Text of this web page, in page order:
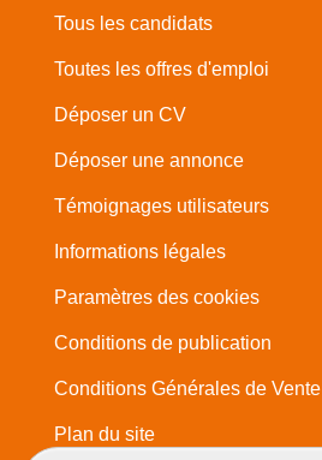
Tous les candidats
Toutes les offres d'emploi
Déposer un CV
Déposer une annonce
Témoignages utilisateurs
Informations légales
Paramètres des cookies
Conditions de publication
Conditions Générales de Vente
Plan du site